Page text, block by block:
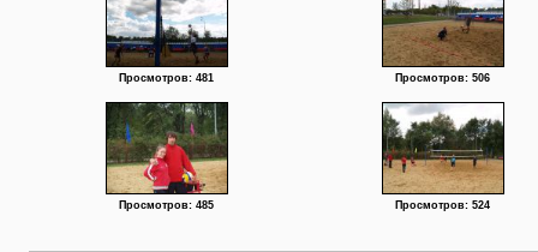
Просмотров: 481 Просмотров: 506
Просмотров: 485 Просмотров: 524